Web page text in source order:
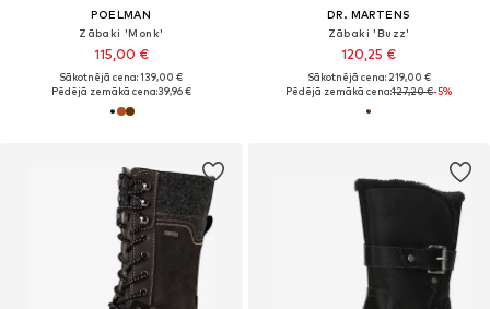
POELMAN
Zābaki 'Monk'
115,00 €
Sākotnējā cena: 139,00 €
Pēdējā zemākā cena:39,96 €
DR. MARTENS
Zābaki 'Buzz'
120,25 €
Sākotnējā cena: 219,00 €
Pēdējā zemākā cena:127,20 €-5%